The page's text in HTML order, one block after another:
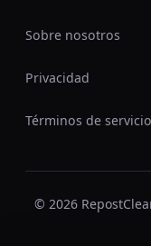
Sobre nosotros
Privacidad
Términos de servicio
© 2026